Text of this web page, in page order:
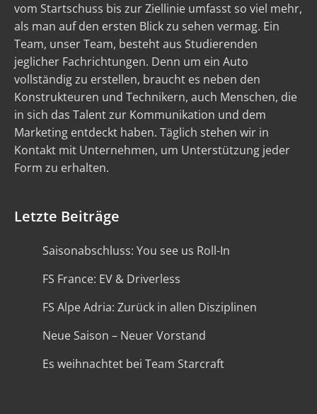
vom Startschuss bis zur Ziellinie umfasst so viel mehr,
als man auf den ersten Blick zu sehen vermag. Ein
Team, unser Team, besteht aus Studierenden
jeglicher Fachrichtungen. Denn um ein Auto
vollständig zu erstellen, braucht es neben den
Konstrukteuren und Technikern, auch Menschen, die
in sich das Talent zur Kommunikation und dem
Marketing entdeckt haben. Täglich stehen wir in
Kontakt mit Unternehmen, um Unterstützung jeder
Form zu erhalten.
Letzte Beiträge
Saisonabschluss: You see us Roll-In
FS France: EV & Driverless
FS Alpe Adria: Zurück in allen Disziplinen
Neue Saison – Neuer Vorstand
Es weihnachtet bei Team Starcraft